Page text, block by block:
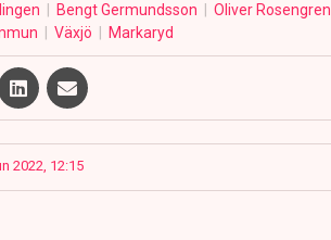
Bengt Germundsson Oliver Rosengren
Växjö Markaryd
2022, 12:15